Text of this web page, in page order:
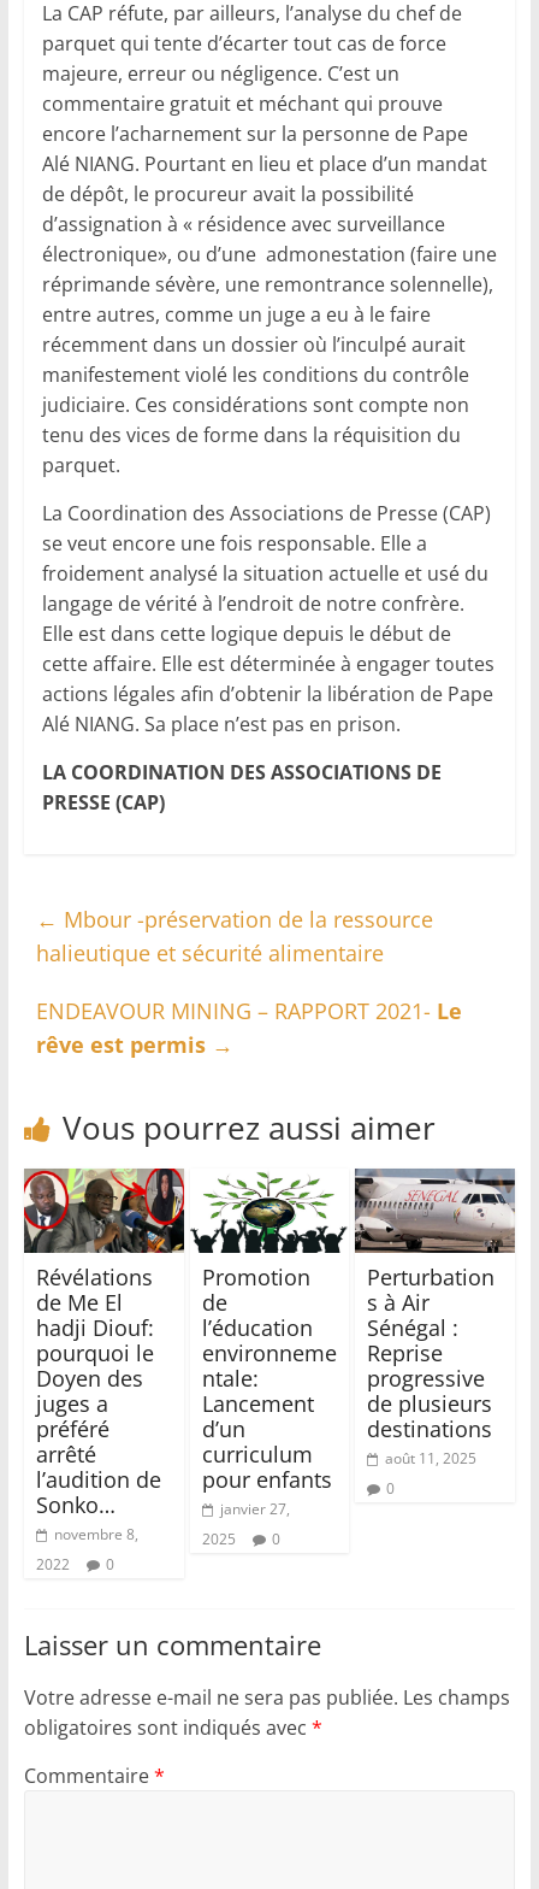
La CAP réfute, par ailleurs, l’analyse du chef de
parquet qui tente d’écarter tout cas de force
majeure, erreur ou négligence. C’est un
commentaire gratuit et méchant qui prouve
encore l’acharnement sur la personne de Pape
Alé NIANG. Pourtant en lieu et place d’un mandat
de dépôt, le procureur avait la possibilité
d’assignation à « résidence avec surveillance
électronique», ou d’une admonestation (faire une
réprimande sévère, une remontrance solennelle),
entre autres, comme un juge a eu à le faire
récemment dans un dossier où l’inculpé aurait
manifestement violé les conditions du contrôle
judiciaire. Ces considérations sont compte non
tenu des vices de forme dans la réquisition du
parquet.
La Coordination des Associations de Presse (CAP)
se veut encore une fois responsable. Elle a
froidement analysé la situation actuelle et usé du
langage de vérité à l’endroit de notre confrère.
Elle est dans cette logique depuis le début de
cette affaire. Elle est déterminée à engager toutes
actions légales afin d’obtenir la libération de Pape
Alé NIANG. Sa place n’est pas en prison.
LA COORDINATION DES ASSOCIATIONS DE
PRESSE (CAP)
← Mbour -préservation de la ressource
halieutique et sécurité alimentaire
ENDEAVOUR MINING – RAPPORT 2021- Le
rêve est permis →
Vous pourrez aussi aimer
Révélations
de Me El
hadji Diouf:
pourquoi le
Doyen des
juges a
préféré
arrêté
l’audition de
Sonko…
novembre 8,
2022
0
Promotion
de
l’éducation
environneme
ntale:
Lancement
d’un
curriculum
pour enfants
janvier 27,
2025
0
Perturbation
s à Air
Sénégal :
Reprise
progressive
de plusieurs
destinations
août 11, 2025
0
Laisser un commentaire
Votre adresse e-mail ne sera pas publiée. Les champs
obligatoires sont indiqués avec *
Commentaire*